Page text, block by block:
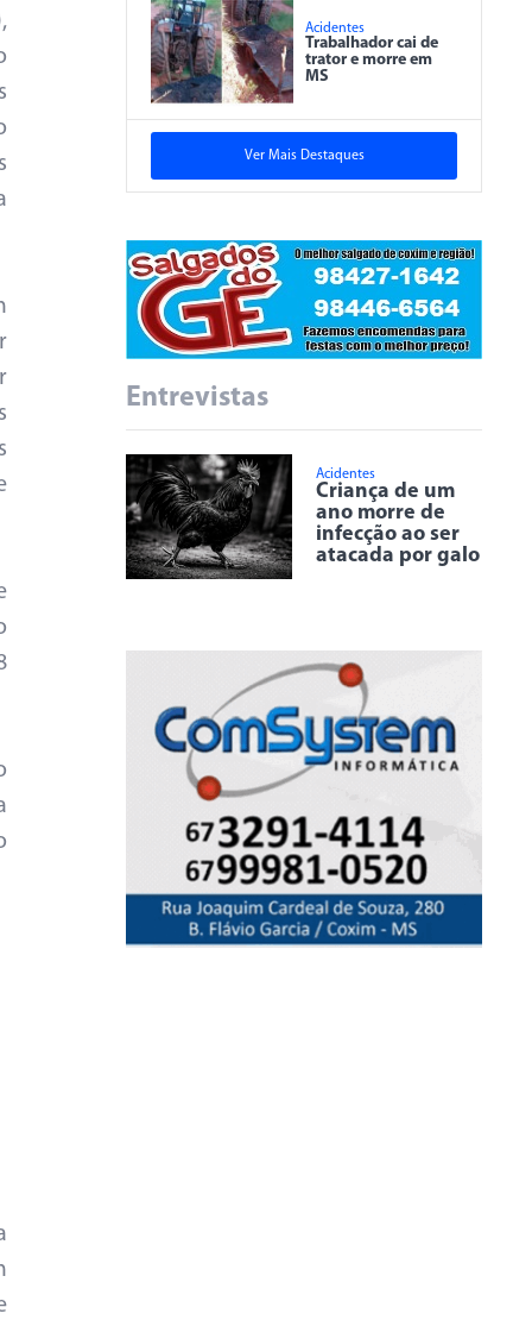
Acidentes
Trabalhador cai de
trator e morre em
MS
Ver Mais Destaques
Entrevistas
Acidentes
Criança de um
ano morre de
infecção ao ser
atacada por galo